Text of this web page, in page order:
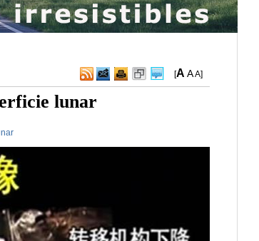
[A AA]
lunar